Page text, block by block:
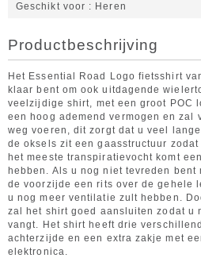
Geschikt voor Heren
Productbeschrijving
Het Essential Road Logo fietsshirt
klaar bent om ook uitdagende
veelzijdige shirt, met een groot POC
een hoog ademend vermogen en zal
weg voeren, dit zorgt dat u veel
de oksels zit een gaasstructuur
het meeste transpiratievocht komt
hebben. Als u nog niet tevreden
de voorzijde een rits over de gehele
u nog meer ventilatie zult hebben.
zal het shirt goed aansluiten zodat u
vangt. Het shirt heeft drie
achterzijde en een extra zakje met
elektronica.